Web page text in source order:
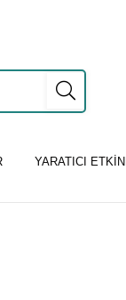
YARATICI